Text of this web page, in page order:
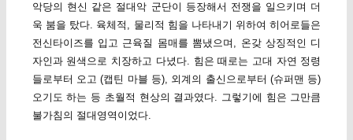
악당의 현신 같은 절대악 군단이 등장해서 전쟁을 일으키며 더
욱 붐을 탔다. 육체적, 물리적 힘을 나타내기 위하여 히어로들은
전신타이즈를 입고 근육질 몸매를 뽐냈으며, 온갖 상징적인 디
자인과 원색으로 치장하고 다녔다. 힘은 때로는 고대 자연 정령
들로부터 오고 (캡틴 마블 등), 외계의 출신으로부터 (슈퍼맨 등)
오기도 하는 등 초월적 현상의 결과였다. 그렇기에 힘은 그만큼
불가침의 절대영역이었다.